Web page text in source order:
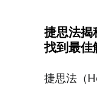
捷思法揭
找到最佳
捷思法（